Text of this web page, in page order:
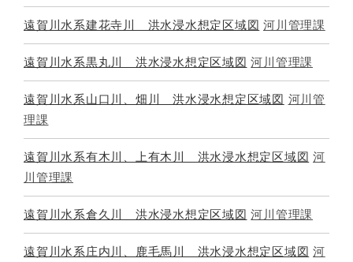
遠賀川水系建花寺川 洪水浸水想定区域図 河川管理課
遠賀川水系黒丸川 洪水浸水想定区域図 河川管理課
遠賀川水系山口川、畑川 洪水浸水想定区域図 河川管
理課
遠賀川水系有木川、上有木川 洪水浸水想定区域図 河
川管理課
遠賀川水系倉久川 洪水浸水想定区域図 河川管理課
遠賀川水系庄内川、鹿毛馬川 洪水浸水想定区域図 河